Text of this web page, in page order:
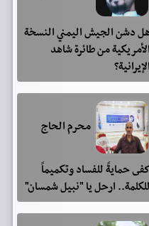
دشن الجيش اليمني النسخة
الأمريكية من طائرة شاهد
الإيرانية؟
محرم الحاج
حمايةً للفساد وتكميماً
للكلمة.. ارحل يا "نبيل شمسان"